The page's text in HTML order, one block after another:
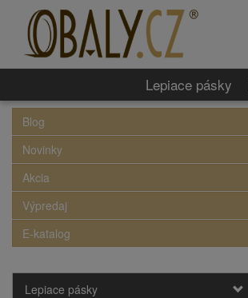
Lepiace pásky
Blog
Novinky
Akcia
Výpredaj
E-katalog
Lepiace pásky